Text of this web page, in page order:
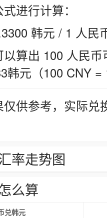
进行计算：
韩元 / 1 人民
算出 100 人民
韩元（100 CNY =
供参考，实际
率走势图
么算
兑韩元